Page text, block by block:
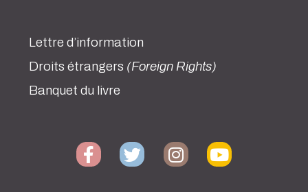
Lettre d’information
Droits étrangers (Foreign Rights)
Banquet du livre